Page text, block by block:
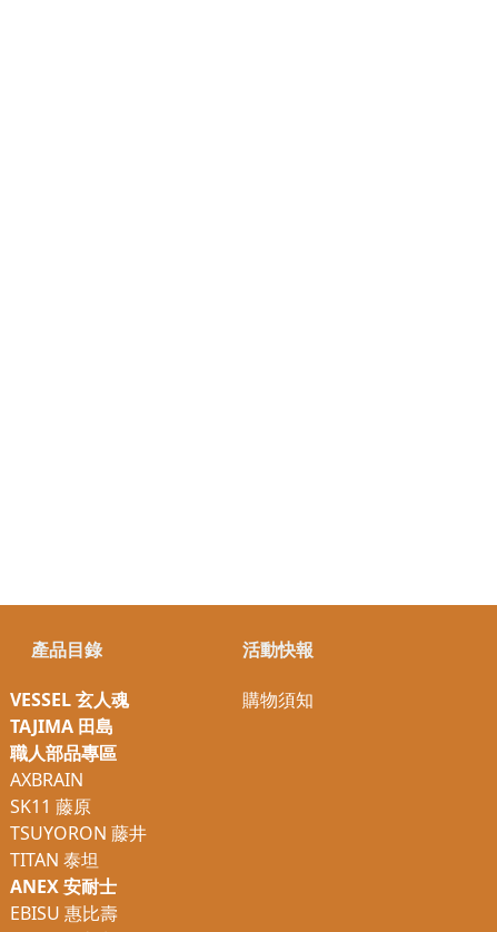
產品目錄
VESSEL 玄人魂
TAJIMA 田島
職人部品專區
AXBRAIN
SK11 藤原
TSUYORON 藤井
TITAN 泰坦
ANEX 安耐士
EBISU 惠比壽
活動快報
購物須知